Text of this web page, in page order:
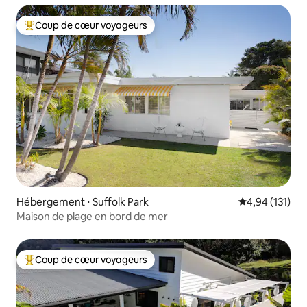
Coups de cœur voyageurs les plus appréciés
Coup de cœur voyageurs
Hébergement ⋅ Suffolk Park Évaluation
4,94 (131)
Maison de plage en bord de mer
Coups de cœur voyageurs les plus appréciés
Coup de cœur voyageurs